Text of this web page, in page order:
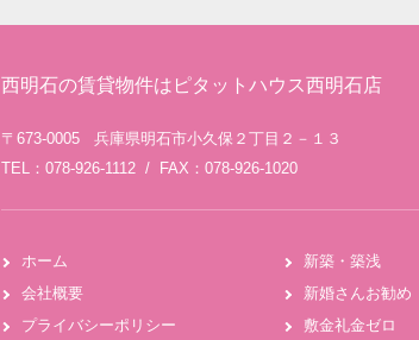
西明石の賃貸物件はピタットハウス西明石店
〒673-0005 兵庫県明石市小久保２丁目２－１３
TEL：078-926-1112 / FAX：078-926-1020
ホーム
会社概要
プライバシーポリシー
新築・築浅
新婚さんお勧め
敷金礼金ゼロ